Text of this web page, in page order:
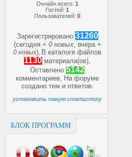
Онлайн всего: 1
Гостей: 1
Пользователей: 0
Зарегистрировано 31260
(сегодня + 0 новых, вчера +
0 новых) В каталоге файлов
1130 материала(ов),
Оставлено 5142
комментариев, На форуме
создано тем и ответов.
установить такую статистику
БЛОК ПРОГРАММ